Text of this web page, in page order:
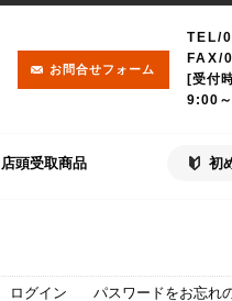
お問合せフォーム
TEL/
FAX/
[受付
9:00
店頭受取商品 初
ログイン パスワードをお忘れ